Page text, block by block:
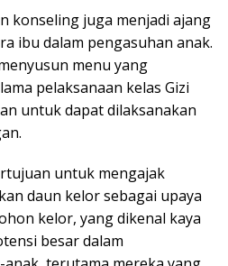
konseling juga menjadi ajang
ibu dalam pengasuhan anak.
menu yang
pelaksanaan kelas Gizi
untuk dapat dilaksanakan
untuk mengajak
daun kelor sebagai upaya
kelor, yang dikenal kaya
besar dalam